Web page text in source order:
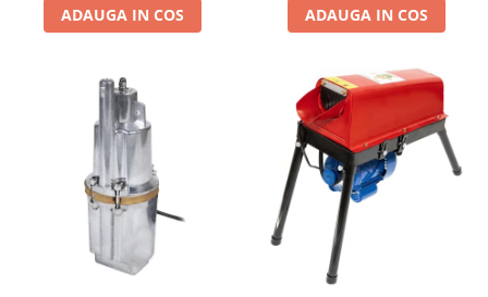
Baterii lavoar
Chiuvete inox
Coloane de dus
Tapet 3D Autoadeziv
Climatizare si echipamente de
Aere conditionate
ADAUGA IN COS ADAUGA IN COS